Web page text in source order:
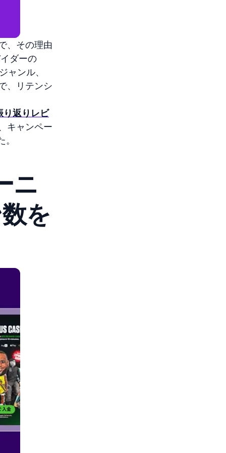
、その理由
ダーの
ンル、
、リテンシ
り返りレビ
キャンペー
ニ
を